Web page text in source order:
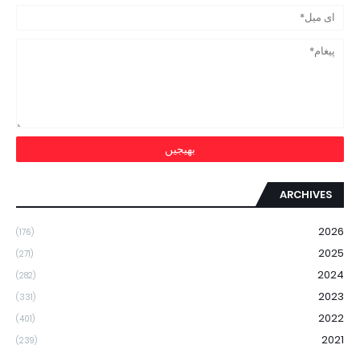
ARCHIVES
2026
(176)
2025
(271)
2024
(282)
2023
(331)
2022
(401)
2021
(239)